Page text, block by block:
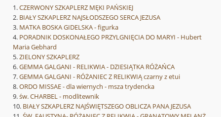
CZERWONY SZKAPLERZ MĘKI PAŃSKIEJ
BIAŁY SZKAPLERZ NAJSŁODSZEGO SERCA JEZUSA
MATKA BOSKA GIDELSKA - figurka
PORADNIK DOSKONAŁEGO PRZYLGNIĘCIA DO MARYI - Hubert
Maria Gebhard
ZIELONY SZKAPLERZ
GEMMA GALGANI - RELIKWIA - DZIESIĄTKA RÓŻAŃCA
GEMMA GALGANI - RÓŻANIEC Z RELIKWIĄ czarny z etui
ORDO MISSAE - dla wiernych - msza trydencka
św. CHARBEL - modlitewnik
BIAŁY SZKAPLERZ NAJŚWIĘTSZEGO OBLICZA PANA JEZUSA